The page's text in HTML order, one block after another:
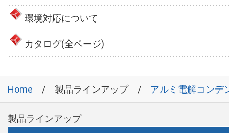
環境対応について
カタログ(全ページ)
Home 製品ラインアップ アルミ電解コンデ
製品ラインアップ